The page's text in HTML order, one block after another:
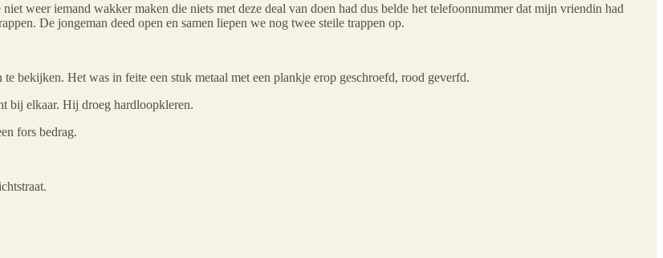
weer iemand wakker maken die niets met deze deal van doen had dus belde het telefoonnummer dat mijn vriendin had
De jongeman deed open en samen liepen we nog twee steile trappen op.
bekijken. Het was in feite een stuk metaal met een plankje erop geschroefd, rood geverfd.
bij elkaar. Hij droeg hardloopkleren.
fors bedrag.